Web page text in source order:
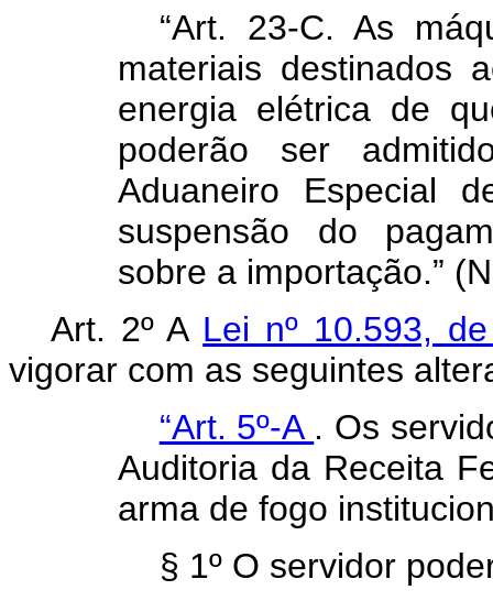
“Art. 23-C. As
materiais destinados
energia elétrica de
poderão ser
Aduaneiro Especial
suspensão do
sobre a importação.”
Art. 2º A Lei nº 10.593,
vigorar com as seguintes
“Art. 5º-A . Os
Auditoria da Receita
arma de fogo
§ 1º O servidor